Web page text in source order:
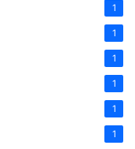
1
1
1
1
1
1